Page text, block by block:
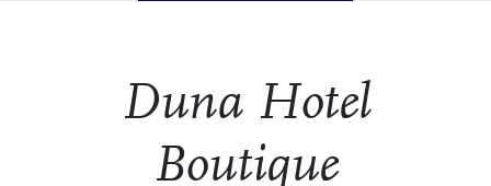
Duna Hotel
Boutique